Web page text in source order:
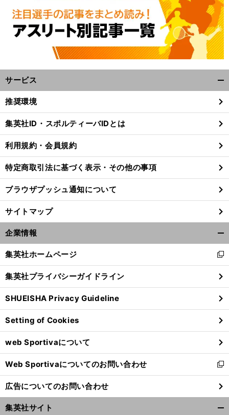
前
サービス
閉
る
推奨環境
集英社ID・スポルティーバIDとは
利用規約・会員規約
特定商取引法に基づく表示・その他の事項
ブラウザプッシュ通知について
サイトマップ
企業情報
閉
る
集英社ホームページ
新
し
い
ウ
ィ
ン
ド
ウ
で
開
く
集英社プライバシーガイドライン
SHUEISHA Privacy Guideline
Setting of Cookies
web Sportivaについて
Web Sportivaについてのお問い合わせ
新
し
い
ウ
ィ
広告についてのお問い合わせ
集英社サイト